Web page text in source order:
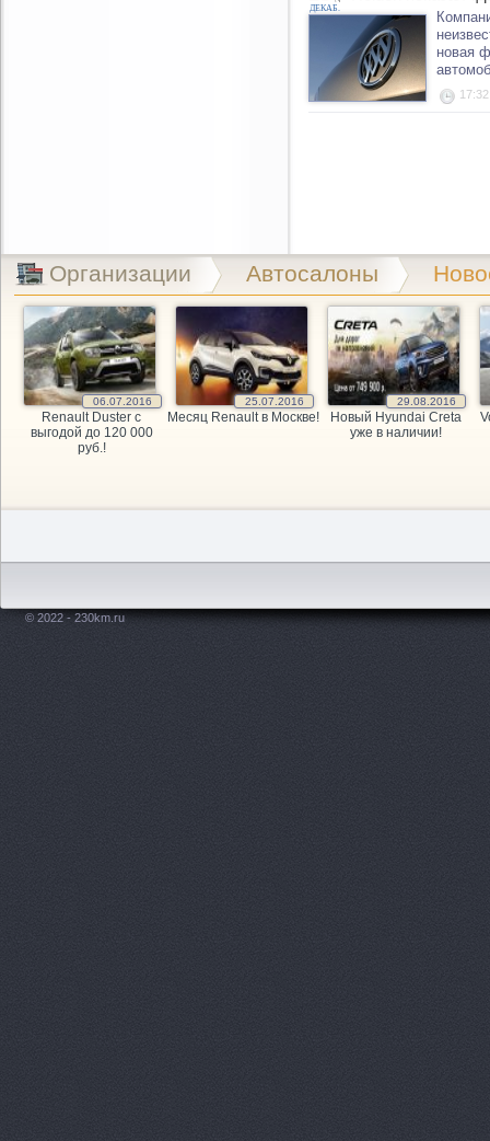
ДЕКАБ.
новая
17:32
Организации Автосалоны
06.07.2016
Renault Duster с
выгодой до 120 000
руб.!
25.07.2016
Месяц Renault в Москве!
29.08.2016
Новый Hyundai Creta
уже в наличии!
© 2022 - 230km.ru